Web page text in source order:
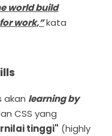
world build
work,”kata
akan learning by
CSS yang
tinggi" (highly